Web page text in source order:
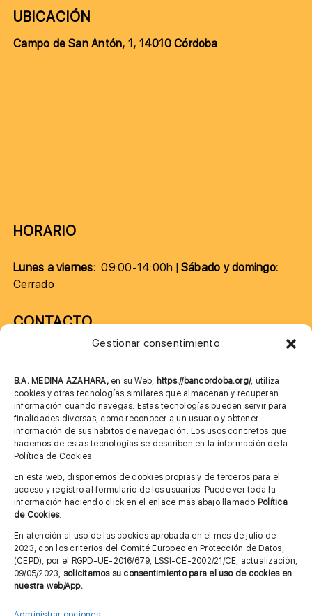
Gestionar consentimiento
B.A. MEDINA AZAHARA, en su Web, https://bancordoba.org/, utiliza
cookies y otras tecnologías similares que almacenan y recuperan
información cuando navegas. Estas tecnologías pueden servir para
finalidades diversas, como reconocer a un usuario y obtener
información de sus hábitos de navegación. Los usos concretos que
hacemos de estas tecnologías se describen en la información de la
Política de Cookies.
En esta web, disponemos de cookies propias y de terceros para el
acceso y registro al formulario de los usuarios. Puede ver toda la
información haciendo click en el enlace más abajo llamado Política
de Cookies.
En atención al uso de las cookies aprobada en el mes de julio de
2023, con los criterios del Comité Europeo en Protección de Datos,
(CEPD), por el RGPD-UE-2016/679, LSSI-CE-2002/21/CE, actualización,
09/05/2023, solicitamos su consentimiento para el uso de cookies en
nuestra web/App.
UBICACIÓN
Campo de San Antón, 1, 14010 Córdoba
HORARIO
Lunes a viernes:09:00-14:00h |Sábado y domingo:
Cerrado
CONTACTO
685 901 226
MÁS INFORMACIÓN
Aviso legal
Política de privacidad
Cita previa FAGA